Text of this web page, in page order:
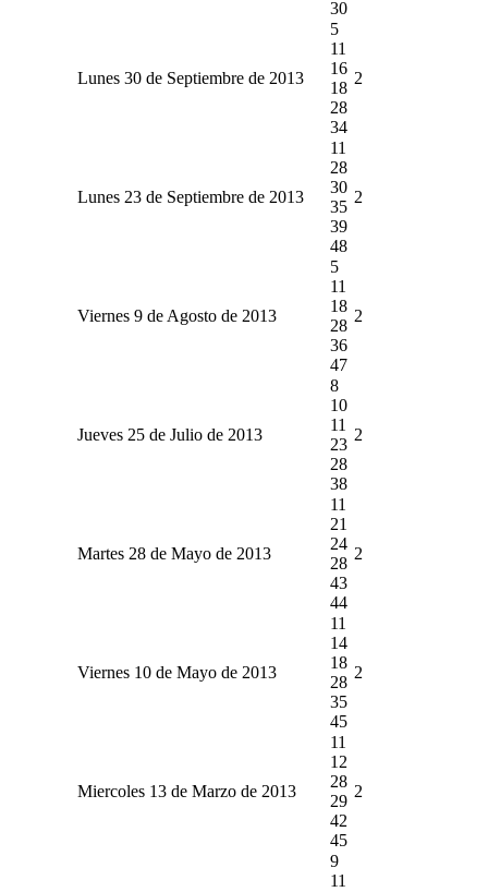
30
Lunes 30 de Septiembre de 2013
5
11
16
18
28
34
2
Lunes 23 de Septiembre de 2013
11
28
30
35
39
48
2
Viernes 9 de Agosto de 2013
5
11
18
28
36
47
2
Jueves 25 de Julio de 2013
8
10
11
23
28
38
2
Martes 28 de Mayo de 2013
11
21
24
28
43
44
2
Viernes 10 de Mayo de 2013
11
14
18
28
35
45
2
Miercoles 13 de Marzo de 2013
11
12
28
29
42
45
2
9
11